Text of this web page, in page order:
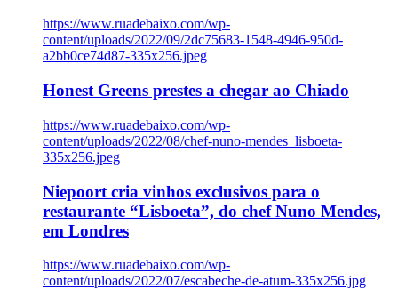
https://www.ruadebaixo.com/wp-
content/uploads/2022/09/2dc75683-1548-4946-950d-
a2bb0ce74d87-335x256.jpeg
Honest Greens prestes a chegar ao Chiado
https://www.ruadebaixo.com/wp-
content/uploads/2022/08/chef-nuno-mendes_lisboeta-
335x256.jpeg
Niepoort cria vinhos exclusivos para o
restaurante “Lisboeta”, do chef Nuno Mendes,
em Londres
https://www.ruadebaixo.com/wp-
content/uploads/2022/07/escabeche-de-atum-335x256.jpg